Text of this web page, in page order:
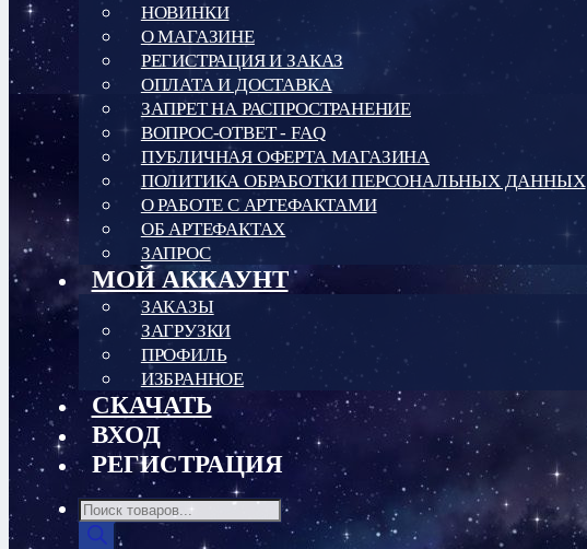
НОВИНКИ
О МАГАЗИНЕ
РЕГИСТРАЦИЯ И ЗАКАЗ
ОПЛАТА И ДОСТАВКА
ЗАПРЕТ НА РАСПРОСТРАНЕНИЕ
ВОПРОС-ОТВЕТ - FAQ
ПУБЛИЧНАЯ ОФЕРТА МАГАЗИНА
ПОЛИТИКА ОБРАБОТКИ ПЕРСОНАЛЬНЫХ ДАННЫХ
О РАБОТЕ С АРТЕФАКТАМИ
ОБ АРТЕФАКТАХ
ЗАПРОС
МОЙ АККАУНТ
ЗАКАЗЫ
ЗАГРУЗКИ
ПРОФИЛЬ
ИЗБРАННОЕ
СКАЧАТЬ
ВХОД
РЕГИСТРАЦИЯ
Поиск
товаров